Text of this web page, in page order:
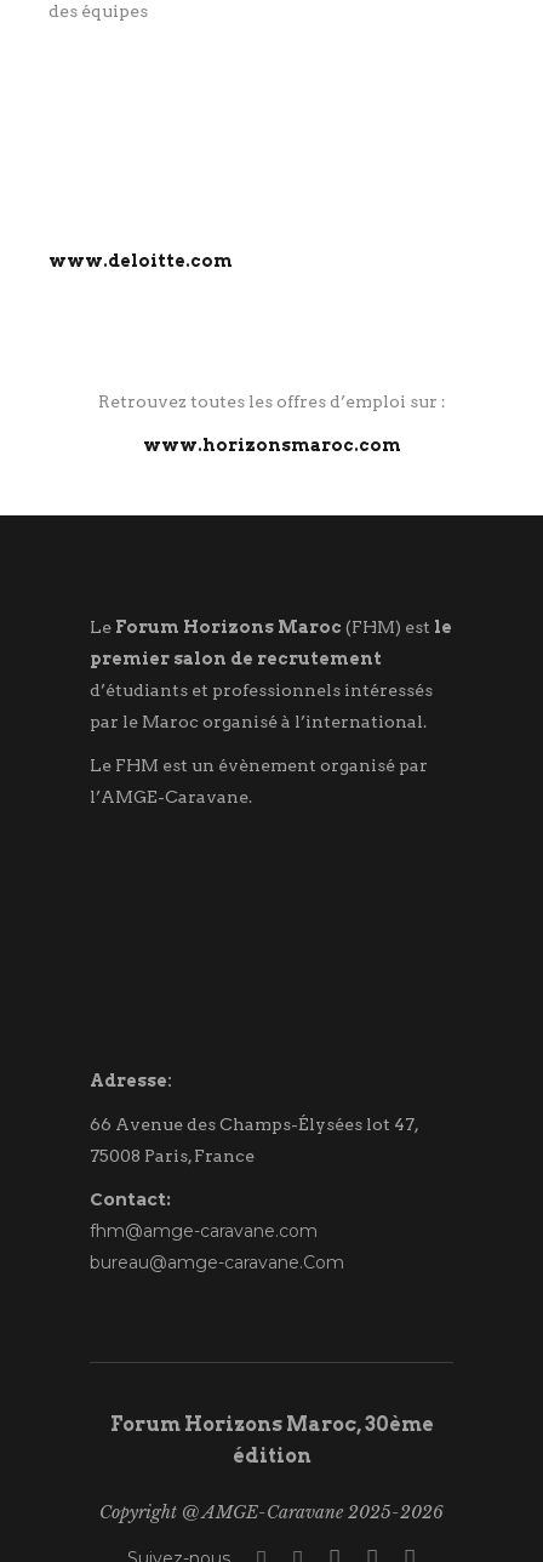
des équipes
www.deloitte.com
Retrouvez toutes les offres d’emploi sur :
www.horizonsmaroc.com
Le Forum Horizons Maroc (FHM) est le
premier salon de recrutement
d’étudiants et professionnels intéressés
par le Maroc organisé à l’international.
Le FHM est un évènement organisé par
l’AMGE-Caravane.
Adresse:
66 Avenue des Champs-Élysées lot 47,
75008 Paris, France
Contact:
fhm@amge-caravane.com
bureau@amge-caravane.Com
Forum Horizons Maroc, 30ème
édition
Copyright @ AMGE-Caravane 2025-2026